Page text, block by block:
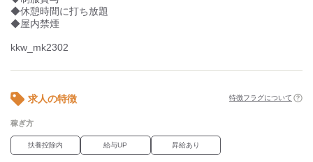
＼ここは自分の居場所、一生の仲間に出会える場所／
◆休憩時間に打ち放題
◆屋内禁煙
kkw_mk2302
求人の特徴 特徴フラグについて
稼ぎ方
扶養控除内 給与UP 昇給あり